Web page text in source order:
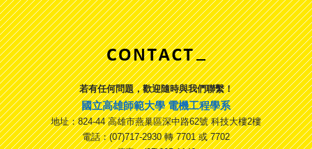
若有任何問題，歡迎隨時與我們聯繫！
國立高雄師範大學 電機工程學系
地址：824-44 高雄市燕巢區深中路62號 科技大樓2樓
電話：(07)717-2930 轉 7701 或 7702